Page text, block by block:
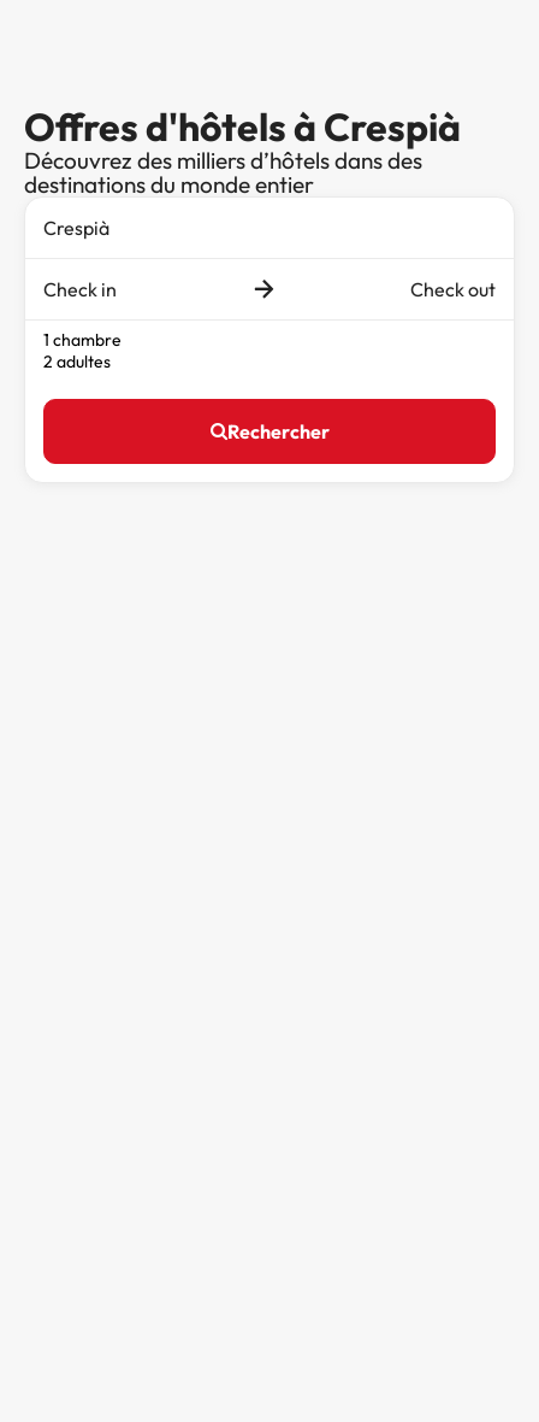
Offres d'hôtels à Crespià
Découvrez des milliers d’hôtels dans des
destinations du monde entier
Check in Check out
1 chambre
2 adultes
Rechercher